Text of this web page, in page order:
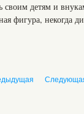
своим детям и
фигура, некогда